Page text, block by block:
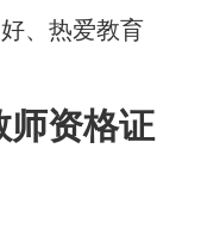
、热爱教育
师资格证